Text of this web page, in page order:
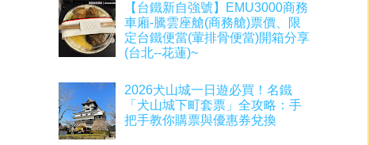
【台鐵新自強號】EMU3000商務
車廂-騰雲座艙(商務艙)票價、限
定台鐵便當(葷排骨便當)開箱分享
(台北--花蓮)~
2026犬山城一日遊必買！名鐵
「犬山城下町套票」全攻略：手
把手教你購票與優惠券兌換